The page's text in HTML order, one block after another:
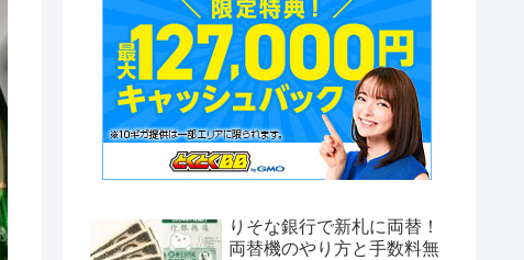
りそな銀行で新札に両替！
両替機のやり方と手数料無